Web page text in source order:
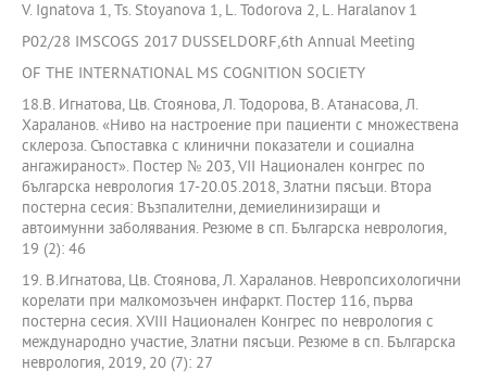
V. Ignatova 1, Ts. Stoyanova 1, L. Todorova 2, L. Haralanov 1
P02/28 IMSCOGS 2017 DUSSELDORF,6th Annual Meeting
OF THE INTERNATIONAL MS COGNITION SOCIETY
18.В. Игнатова, Цв. Стоянова, Л. Тодорова, В. Атанасова, Л.
Хараланов. «Ниво на настроение при пациенти с множествена
склероза. Съпоставка с клинични показатели и социална
ангажираност». Постер № 203, VII Национален конгрес по
българска неврология 17-20.05.2018, Златни пясъци. Втора
постерна сесия: Възпалителни, демиелинизиращи и
автоимунни заболявания. Резюме в сп. Българска неврология,
19 (2): 46
19. В.Игнатова, Цв. Стоянова, Л. Хараланов. Невропсихологични
корелати при малкомозъчен инфаркт. Постер 116, първа
постерна сесия. XVIII Национален Конгрес по неврология с
международно участие, Златни пясъци. Резюме в сп. Българска
неврология, 2019, 20 (7): 27